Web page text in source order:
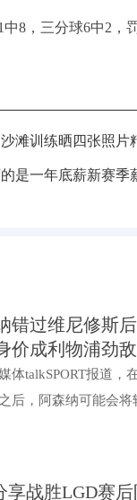
8，三分球6中2，
滩训练晒四张照片
是一年底薪新赛季
错过维尼修斯
价成利物浦劲敌
体talkSPORT报道，
后，阿森纳可能会
享战胜LGD赛